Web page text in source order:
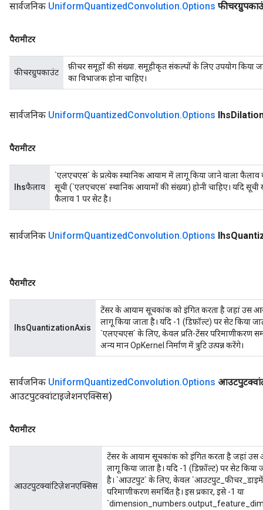
सार्वजनिक UniformQuantizedConvolution.Options
पैरामीटर
फीचरग्रुपकाउंट
फ़ीचर समूहों की संख्या. समूहीकृत संकल्पों के लिए उपयोग किया
का विभाजक होना चाहिए।
सार्वजनिक UniformQuantizedConvolution.Options lhs
पैरामीटर
lhsफैलाव
`एलएचएस` के प्रत्येक स्थानिक आयाम में लागू किया जाने वाला
सूची (`एलएचएस` स्थानिक आयामों की संख्या) होनी चाहिए। यदि
फैलाव 1 पर सेट है।
सार्वजनिक UniformQuantizedConvolution.Options lhs
पैरामीटर
lhsQuantizationAxis
टेंसर के आयाम सूचकांक को इंगित करता है जहां उस
लागू किया जाता है। यदि -1 (डिफ़ॉल्ट) पर सेट किया
`एलएचएस` के लिए, केवल प्रति-टेंसर परिमाणीकरण
अन्य मान OpKernel निर्माण में त्रुटि उत्पन्न करेंगे।
सार्वजनिक UniformQuantizedConvolution.Options
आउटपुटक्वांटाइजेशनएक्सिस)
पैरामीटर
आउटपुटक्वांटिज़ेशनएक्सिस
टेंसर के आयाम सूचकांक को इंगित करता है जहां उस
लागू किया जाता है। यदि -1 (डिफ़ॉल्ट) पर सेट किया
है। `आउटपुट` के लिए, केवल
परिमाणीकरण समर्थित है। इस प्रकार, इसे -1 या